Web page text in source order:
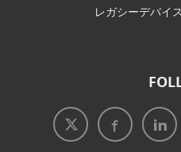
レガシーデバイ